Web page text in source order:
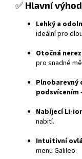
✅ Hlavní
Lehký a
ideální pro
Otočná
pro snadné
Plnobarevný
podsvícením
Nabíjecí Li-
nabití.
Intuitivní
menu Galileo.